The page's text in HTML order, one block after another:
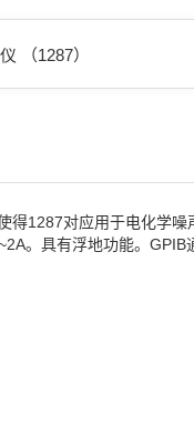
1287对应用于电化学
。具有浮地功能。GPIB